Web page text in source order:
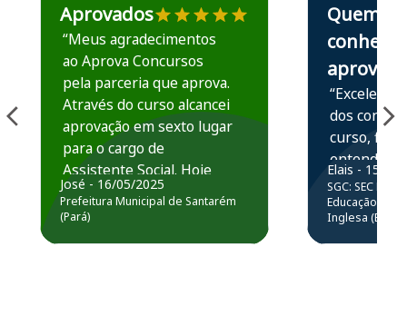
Aprovados
“Meus agradecimentos
ao Aprova Concursos
pela parceria que aprova.
Através do curso alcancei
aprovação em sexto lugar
para o cargo de
Assistente Social. Hoje
estou atuando na
Prefeitura de Santarém.
José - 16/05/2025
Prefeitura Municipal de Santarém
(Pará)
Quem
conhece,
aprova
“Excelente
dos
curso,
entender e
prática
resolução
questões.”
Elais - 15/07/
SGC: SEC BA
Educação
Inglesa (Edital